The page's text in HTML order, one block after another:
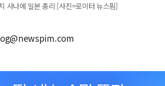
사나에 일본 총리 [사진=로이터 뉴스핌]